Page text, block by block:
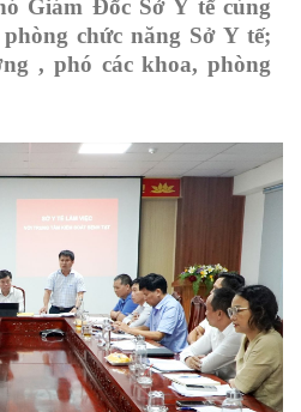
Giám Đốc Sở Y tế cùng
phòng chức năng Sở Y tế;
ng , phó các khoa, phòng